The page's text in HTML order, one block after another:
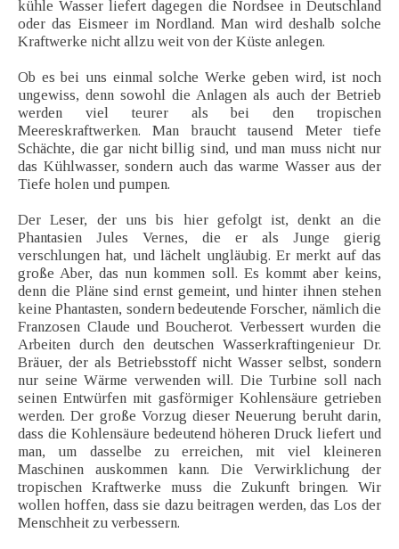
kühle Wasser liefert dagegen die Nordsee in Deutschland
oder das Eismeer im Nordland. Man wird deshalb solche
Kraftwerke nicht allzu weit von der Küste anlegen.
Ob es bei uns einmal solche Werke geben wird, ist noch
ungewiss, denn sowohl die Anlagen als auch der Betrieb
werden viel teurer als bei den tropischen
Meereskraftwerken. Man braucht tausend Meter tiefe
Schächte, die gar nicht billig sind, und man muss nicht nur
das Kühlwasser, sondern auch das warme Wasser aus der
Tiefe holen und pumpen.
Der Leser, der uns bis hier gefolgt ist, denkt an die
Phantasien Jules Vernes, die er als Junge gierig
verschlungen hat, und lächelt ungläubig. Er merkt auf das
große Aber, das nun kommen soll. Es kommt aber keins,
denn die Pläne sind ernst gemeint, und hinter ihnen stehen
keine Phantasten, sondern bedeutende Forscher, nämlich die
Franzosen Claude und Boucherot. Verbessert wurden die
Arbeiten durch den deutschen Wasserkraftingenieur Dr.
Bräuer, der als Betriebsstoff nicht Wasser selbst, sondern
nur seine Wärme verwenden will. Die Turbine soll nach
seinen Entwürfen mit gasförmiger Kohlensäure getrieben
werden. Der große Vorzug dieser Neuerung beruht darin,
dass die Kohlensäure bedeutend höheren Druck liefert und
man, um dasselbe zu erreichen, mit viel kleineren
Maschinen auskommen kann. Die Verwirklichung der
tropischen Kraftwerke muss die Zukunft bringen. Wir
wollen hoffen, dass sie dazu beitragen werden, das Los der
Menschheit zu verbessern.